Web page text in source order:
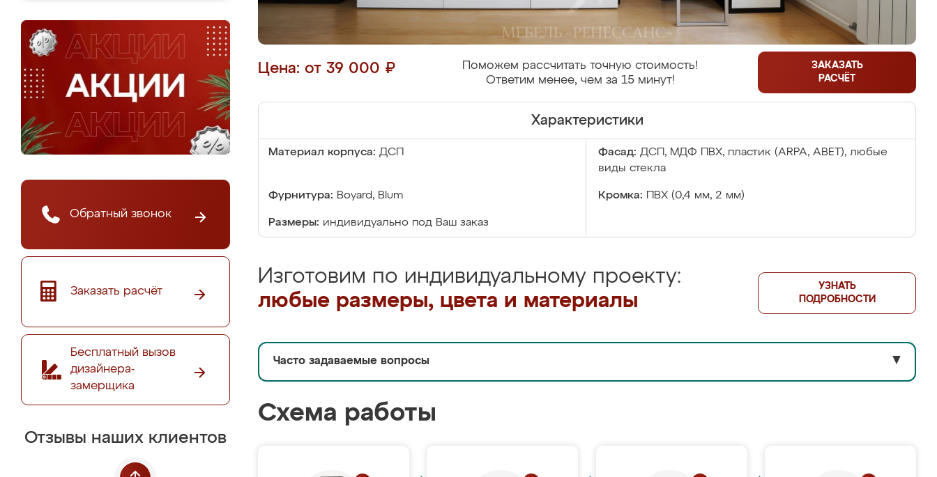
Обратный звонок
Заказать расчёт
Бесплатный вызов
дизайнера-
замерщика
Отзывы наших клиентов
Цена: от 39 000 ₽
Поможем рассчитать точную стоимость!
Ответим менее, чем за 15 минут!
ЗАКАЗАТЬ
РАСЧЁТ
Характеристики
Материал корпуса: ДСП Фасад: ДСП, МДФ ПВХ, пластик (ARPA, ABET), любые
виды стекла
Фурнитура: Boyard, Blum Кромка: ПВХ (0,4 мм, 2 мм)
Размеры: индивидуально под Ваш заказ
Изготовим по индивидуальному проекту:
любые размеры, цвета и материалы
УЗНАТЬ
ПОДРОБНОСТИ
Часто задаваемые вопросы ▼
Схема работы